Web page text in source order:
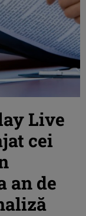
Live
cei
an de